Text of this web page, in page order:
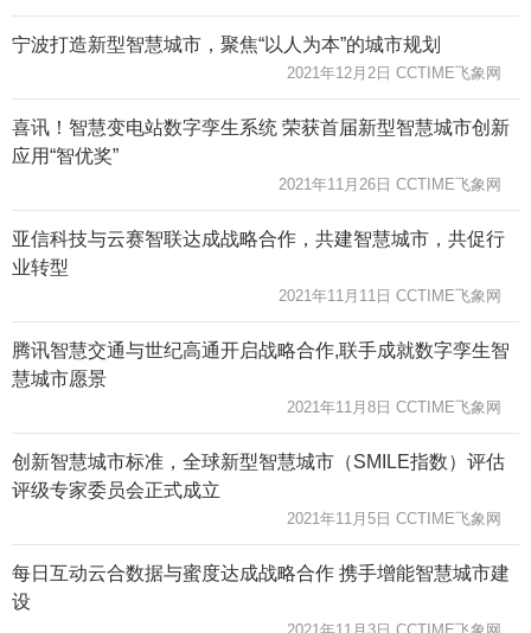
宁波打造新型智慧城市，聚焦“以人为本”的城市规划
2021年12月2日 CCTIME飞象网
喜讯！智慧变电站数字孪生系统 荣获首届新型智慧城市创新
应用“智优奖”
2021年11月26日 CCTIME飞象网
亚信科技与云赛智联达成战略合作，共建智慧城市，共促行
业转型
2021年11月11日 CCTIME飞象网
腾讯智慧交通与世纪高通开启战略合作,联手成就数字孪生智
慧城市愿景
2021年11月8日 CCTIME飞象网
创新智慧城市标准，全球新型智慧城市（SMILE指数）评估
评级专家委员会正式成立
2021年11月5日 CCTIME飞象网
每日互动云合数据与蜜度达成战略合作 携手增能智慧城市建
设